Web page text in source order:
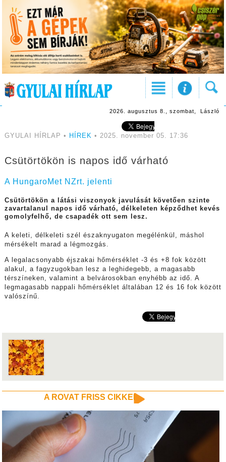
2026. augusztus 8., szombat, László
GYULAI HÍRLAP • HÍREK • 2025. november 05. 17:36
Csütörtökön is napos idő várható
A HungaroMet NZrt. jelenti
Csütörtökön a látási viszonyok javulását követően szinte
zavartalanul napos idő várható, délkeleten képződhet kevés
gomolyfelhő, de csapadék ott sem lesz.
A keleti, délkeleti szél északnyugaton megélénkül, máshol
mérsékelt marad a légmozgás.
A legalacsonyabb éjszakai hőmérséklet -3 és +8 fok között
alakul, a fagyzugokban lesz a leghidegebb, a magasabb
térszíneken, valamint a belvárosokban enyhébb az idő. A
legmagasabb nappali hőmérséklet általában 12 és 16 fok között
valószínű.
A ROVAT FRISS CIKKEI